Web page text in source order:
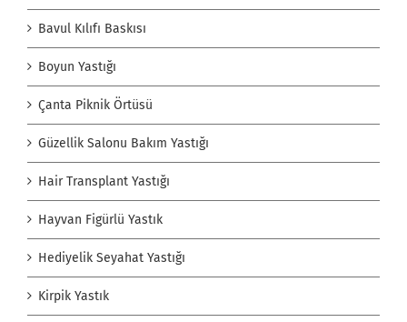
Bavul Kılıfı Baskısı
Boyun Yastığı
Çanta Piknik Örtüsü
Güzellik Salonu Bakım Yastığı
Hair Transplant Yastığı
Hayvan Figürlü Yastık
Hediyelik Seyahat Yastığı
Kirpik Yastık